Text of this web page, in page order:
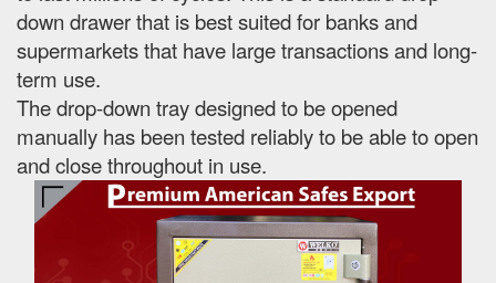
down drawer that is best suited for banks and
supermarkets that have large transactions and long-
term use.
The drop-down tray designed to be opened
manually has been tested reliably to be able to open
and close throughout in use.